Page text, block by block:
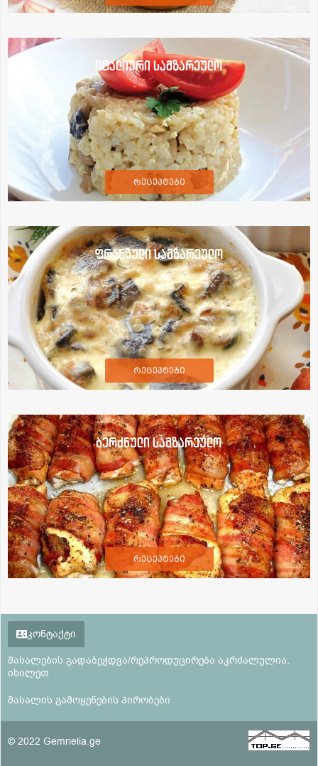
იტალიური სამზარეულო
რეცეპტები
ფრანგული სამზარეულო
რეცეპტები
ბერძნული სამზარეულო
რეცეპტები
კონტაქტი
მასალების გადაბეჭდვა/რეპროდუცირება აკრძალულია,
იხილეთ
მასალის გამოყენების პირობები
© 2022 Gemrielia.ge